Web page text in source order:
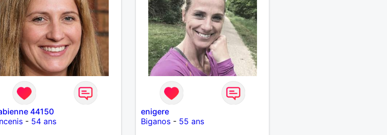
44150
- 54 ans
enigere
Biganos - 55 ans